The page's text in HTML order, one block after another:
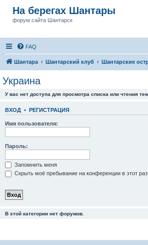
На берегах Шантары
форум сайта Шантарск
FAQ
Шантара Шантарский клуб Шантарские
Украина
У вас нет доступа для просмотра списка или чтения
ВХОД • РЕГИСТРАЦИЯ
Имя пользователя:
Пароль:
Запомнить меня
Скрыть моё пребывание на конференции в этот раз
В этой категории нет форумов.